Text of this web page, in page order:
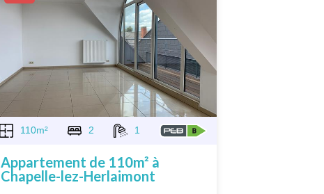
110m² 2 1
Appartement de 110m² à
Chapelle-lez-Herlaimont